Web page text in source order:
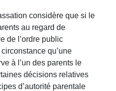
considère que si le
au regard de
de l’ordre public
qu’une
à l’un des parents le
décisions relatives
d’autorité parentale